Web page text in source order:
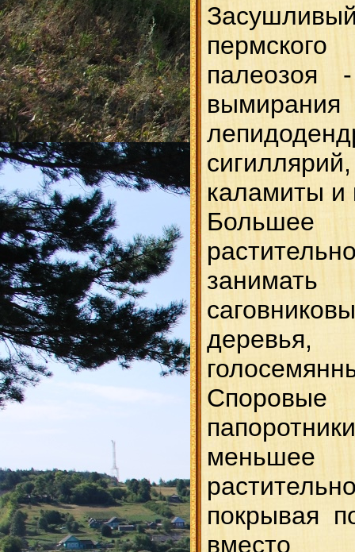
палеозоя
каламиты и
деревья,
Споровые
покрывая